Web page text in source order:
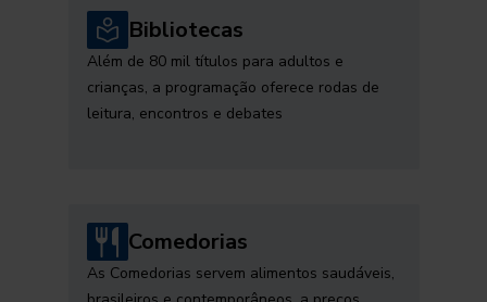
Bibliotecas
Além de 80 mil títulos para adultos e
crianças, a programação oferece rodas de
leitura, encontros e debates
Comedorias
As Comedorias servem alimentos saudáveis,